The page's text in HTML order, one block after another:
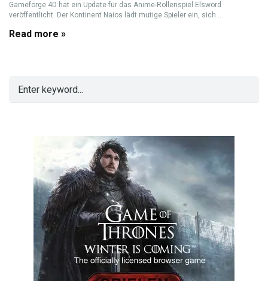
Gameforge 4D hat ein Update für das Anime-Rollenspiel Elsword
veröffentlicht. Der Kontinent Naios lädt mutige Spieler ein, sich ...
Read more »